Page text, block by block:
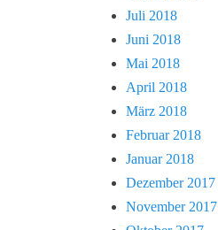
Juli 2018
Juni 2018
Mai 2018
April 2018
März 2018
Februar 2018
Januar 2018
Dezember 2017
November 2017